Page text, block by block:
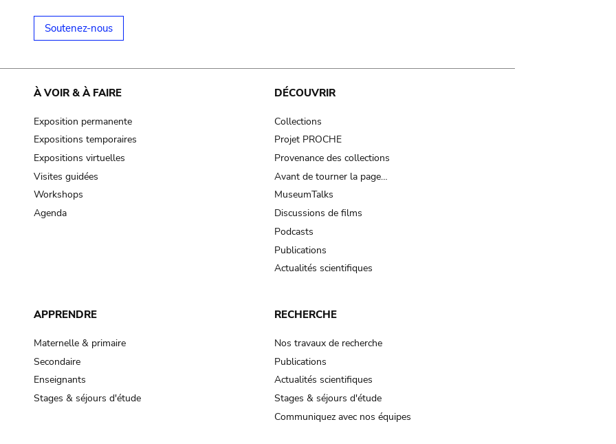
Soutenez-nous
À VOIR & À FAIRE
Exposition permanente
Expositions temporaires
Expositions virtuelles
Visites guidées
Workshops
Agenda
DÉCOUVRIR
Collections
Projet PROCHE
Provenance des collections
Avant de tourner la page…
MuseumTalks
Discussions de films
Podcasts
Publications
Actualités scientifiques
APPRENDRE
Maternelle & primaire
Secondaire
Enseignants
Stages & séjours d'étude
RECHERCHE
Nos travaux de recherche
Publications
Actualités scientifiques
Stages & séjours d'étude
Communiquez avec nos équipes